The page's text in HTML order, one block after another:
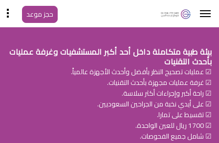
حجز موعد
بيئة طبية متكاملة داخل أحد أكبر المستشفيات وغرفة عمليات
بأحدث التقنيات
☑ عمليات تصحيح النظر بأفضل وأحدث الأجهزة عالمياً.
☑ غرفة عمليات مجهزة بأحدث التقنيات.
☑ راحة أكبر وإجراءات أكثر سلاسة.
☑ على أيدي نخبة من الجراحين السعوديين.
☑ تقسيط على تمارا.
☑ 1700 ريال للعين الواحدة.
☑ شامل جميع الفحوصات.